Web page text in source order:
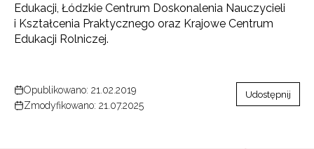
Edukacji, Łódzkie Centrum Doskonalenia Nauczycieli
i Kształcenia Praktycznego oraz Krajowe Centrum
Edukacji Rolniczej.
Opublikowano: 21.02.2019
Zmodyfikowano: 21.07.2025
Udostępnij